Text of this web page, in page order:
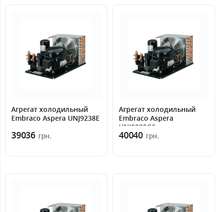
Агрегат холодильный
Embraco Aspera UNJ9238E
39036 грн.
Агрегат холодильный
Embraco Aspera
UNJ9238GS
40040 грн.